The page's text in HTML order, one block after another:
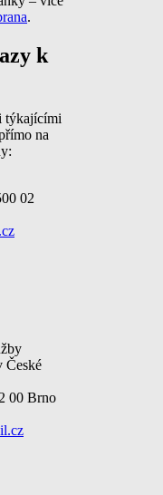
.
k
týkajícími
na
02
České
00 Brno